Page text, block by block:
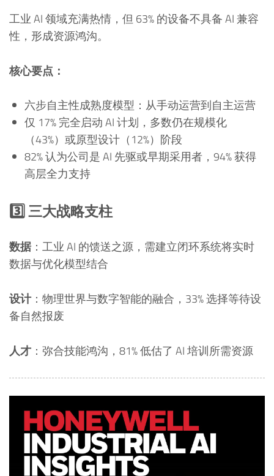
工业 AI 领域充满热情，但 63% 的设备不具备 AI 兼容
性，形成资源鸿沟。
核心要点：
六步自主性成熟度模型：从手动运营到自主运营
仅 17% 完全启动 AI 计划，多数仍在规模化
（43%）或原型设计（12%）阶段
82% 认为公司是 AI 先驱或早期采用者，94% 获得
高层全力支持
3️⃣ 三大战略支柱
数据：工业 AI 的馈送之源，需建立闭环系统将实时
数据与优化模型结合
设计：物理世界与数字智能的融合，33% 选择等待设
备自然报废
人才 ：弥合技能鸿沟，81% 低估了 AI 培训所需资源